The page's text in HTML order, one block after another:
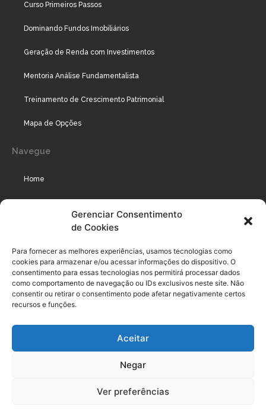
Gerenciar Consentimento
de Cookies
Para fornecer as melhores experiências, usamos tecnologias como
cookies para armazenar e/ou acessar informações do dispositivo. O
consentimento para essas tecnologias nos permitirá processar dados
como comportamento de navegação ou IDs exclusivos neste site. Não
consentir ou retirar o consentimento pode afetar negativamente certos
recursos e funções.
Aceitar
Negar
Ver preferências
Curso Primeiros Passos
Dominando Fundos Imobiliários
Geração de Renda com Investimentos
Mentoria Análise Fundamentalista
Treinamento de Crescimento Patrimonial
Mapa de Opções
Navegue
Home
Podcast
Legal
Termo de uso do usuário e assinante